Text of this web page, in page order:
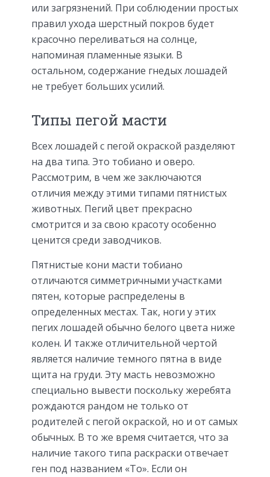
или загрязнений. При соблюдении простых
правил ухода шерстный покров будет
красочно переливаться на солнце,
напоминая пламенные языки. В
остальном, содержание гнедых лошадей
не требует больших усилий.
Типы пегой масти
Всех лошадей с пегой окраской разделяют
на два типа. Это тобиано и оверо.
Рассмотрим, в чем же заключаются
отличия между этими типами пятнистых
животных. Пегий цвет прекрасно
смотрится и за свою красоту особенно
ценится среди заводчиков.
Пятнистые кони масти тобиано
отличаются симметричными участками
пятен, которые распределены в
определенных местах. Так, ноги у этих
пегих лошадей обычно белого цвета ниже
колен. И также отличительной чертой
является наличие темного пятна в виде
щита на груди. Эту масть невозможно
специально вывести поскольку жеребята
рождаются рандом не только от
родителей с пегой окраской, но и от самых
обычных. В то же время считается, что за
наличие такого типа раскраски отвечает
ген под названием «То». Если он